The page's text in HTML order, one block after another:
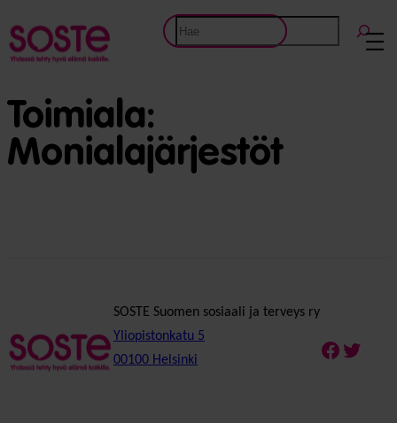
Etsi
Toimiala:
Monialajärjestöt
SOSTE Suomen sosiaali ja terveys ry
Yliopistonkatu 5
00100 Helsinki